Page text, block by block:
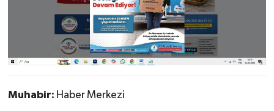
Muhabir: Haber Merkezi